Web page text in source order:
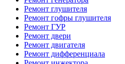
Ремонт глушителя
Ремонт гофры глушителя
Ремонт ГУР
Ремонт двери
Ремонт двигателя
Ремонт дифференциала